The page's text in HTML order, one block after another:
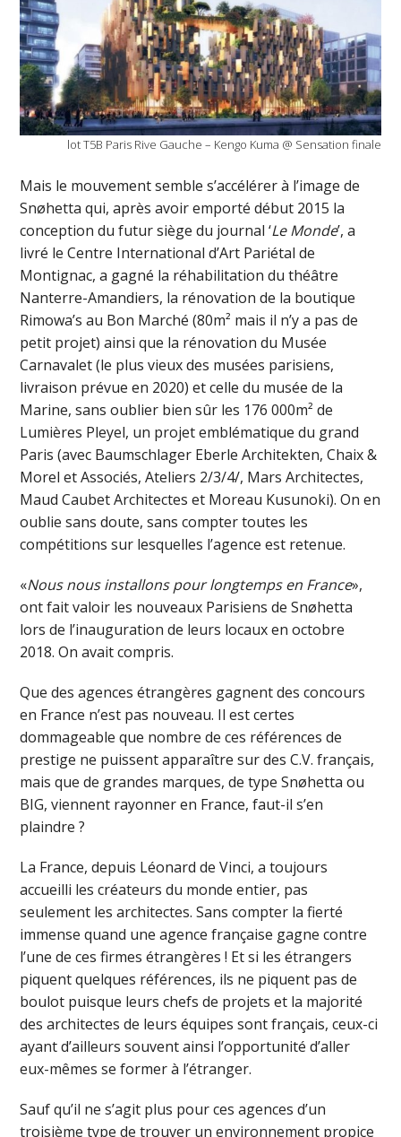
lot T5B Paris Rive Gauche – Kengo Kuma @ Sensation finale
Mais le mouvement semble s’accélérer à l’image de
Snøhetta qui, après avoir emporté début 2015 la
conception du futur siège du journal ‘Le Monde’, a
livré le Centre International d’Art Pariétal de
Montignac, a gagné la réhabilitation du théâtre
Nanterre-Amandiers, la rénovation de la boutique
Rimowa’s au Bon Marché (80m² mais il n’y a pas de
petit projet) ainsi que la rénovation du Musée
Carnavalet (le plus vieux des musées parisiens,
livraison prévue en 2020) et celle du musée de la
Marine, sans oublier bien sûr les 176 000m² de
Lumières Pleyel, un projet emblématique du grand
Paris (avec Baumschlager Eberle Architekten, Chaix &
Morel et Associés, Ateliers 2/3/4/, Mars Architectes,
Maud Caubet Architectes et Moreau Kusunoki). On en
oublie sans doute, sans compter toutes les
compétitions sur lesquelles l’agence est retenue.
«Nous nous installons pour longtemps en France»,
ont fait valoir les nouveaux Parisiens de Snøhetta
lors de l’inauguration de leurs locaux en octobre
2018. On avait compris.
Que des agences étrangères gagnent des concours
en France n’est pas nouveau. Il est certes
dommageable que nombre de ces références de
prestige ne puissent apparaître sur des C.V. français,
mais que de grandes marques, de type Snøhetta ou
BIG, viennent rayonner en France, faut-il s’en
plaindre ?
La France, depuis Léonard de Vinci, a toujours
accueilli les créateurs du monde entier, pas
seulement les architectes. Sans compter la fierté
immense quand une agence française gagne contre
l’une de ces firmes étrangères ! Et si les étrangers
piquent quelques références, ils ne piquent pas de
boulot puisque leurs chefs de projets et la majorité
des architectes de leurs équipes sont français, ceux-ci
ayant d’ailleurs souvent ainsi l’opportunité d’aller
eux-mêmes se former à l’étranger.
Sauf qu’il ne s’agit plus pour ces agences d’un
troisième type de trouver un environnement propice